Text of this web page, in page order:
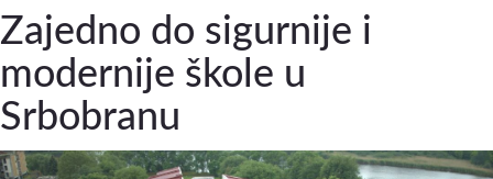
Zajedno do sigurnije i
modernije škole u
Srbobranu